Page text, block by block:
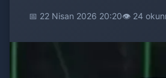
📅 22 Nisan 2026 20:20👁️ 24